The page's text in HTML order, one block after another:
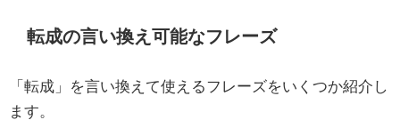
転成の言い換え可能なフレーズ
「転成」を言い換えて使えるフレーズをいくつか紹介し
ます。